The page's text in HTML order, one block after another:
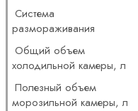
Система
размораживания
Общий объем
холодильной камеры, л
Полезный объем
морозильной камеры, л